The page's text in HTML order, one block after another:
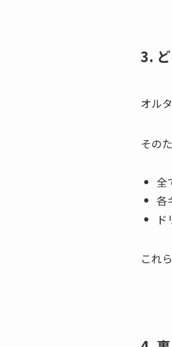
3.
オル
そのた
全
各
これ